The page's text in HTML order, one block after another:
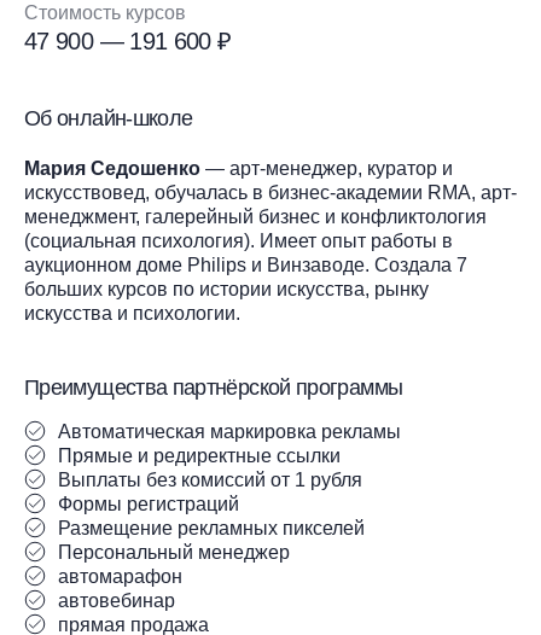
Стоимость курсов
47 900 — 191 600 ₽
Об онлайн-школе
Мария Седошенко — арт-менеджер, куратор и
искусствовед, обучалась в бизнес-академии RMA, арт-
менеджмент, галерейный бизнес и конфликтология
(социальная психология). Имеет опыт работы в
аукционном доме Philips и Винзаводе. Создала 7
больших курсов по истории искусства, рынку
искусства и психологии.
Преимущества партнёрской программы
Автоматическая маркировка рекламы
Прямые и редиректные ссылки
Выплаты без комиссий от 1 рубля
Формы регистраций
Размещение рекламных пикселей
Персональный менеджер
автомарафон
автовебинар
прямая продажа